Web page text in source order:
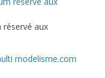
réservé aux
modelisme.com